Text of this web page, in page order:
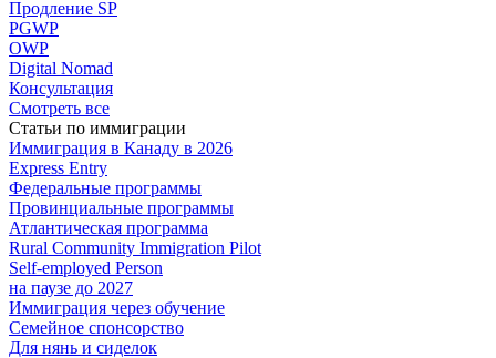
Продление SP
PGWP
OWP
Digital Nomad
Консультация
Смотреть все
Статьи по иммиграции
Иммиграция в Канаду в 2026
Express Entry
Федеральные программы
Провинциальные программы
Атлантическая программа
Rural Community Immigration Pilot
Self-employed Person
на паузе до 2027
Иммиграция через обучение
Семейное спонсорство
Для нянь и сиделок